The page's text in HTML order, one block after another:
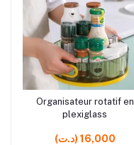
rrrrrr3
Ajouter au panier
Organisateur rotatif en
plexiglass
(د.ت) 16,000